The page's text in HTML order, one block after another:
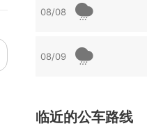
08/08
08/09
临近的公车路线